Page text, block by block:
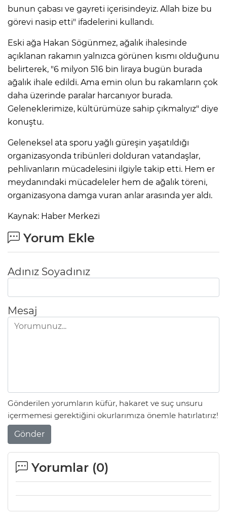
bunun çabası ve gayreti içerisindeyiz. Allah bize bu
görevi nasip etti" ifadelerini kullandı.
Eski ağa Hakan Sögünmez, ağalık ihalesinde
açıklanan rakamın yalnızca görünen kısmı olduğunu
belirterek, "6 milyon 516 bin liraya bugün burada
ağalık ihale edildi. Ama emin olun bu rakamların çok
daha üzerinde paralar harcanıyor burada.
Geleneklerimize, kültürümüze sahip çıkmalıyız" diye
konuştu.
Geleneksel ata sporu yağlı güreşin yaşatıldığı
organizasyonda tribünleri dolduran vatandaşlar,
pehlivanların mücadelesini ilgiyle takip etti. Hem er
meydanındaki mücadeleler hem de ağalık töreni,
organizasyona damga vuran anlar arasında yer aldı.
Kaynak: Haber Merkezi
Yorum Ekle
Adınız Soyadınız
Mesaj
Gönderilen yorumların küfür, hakaret ve suç unsuru
içermemesi gerektiğini okurlarımıza önemle hatırlatırız!
Gönder
Yorumlar (0)